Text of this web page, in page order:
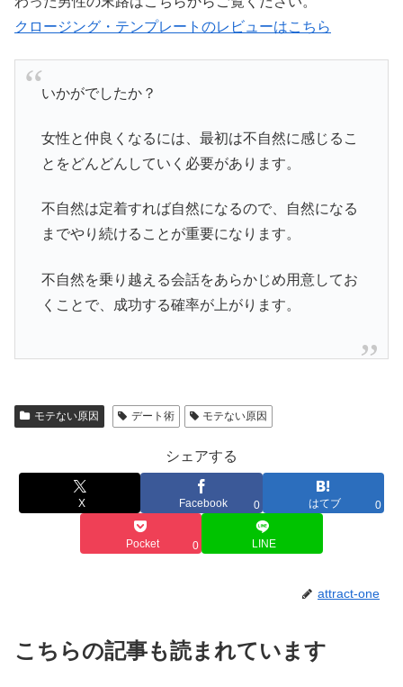
クロージング・テンプレートのレビューはこちら
いかがでしたか？
女性と仲良くなるには、最初は不自然に感じるこ
とをどんどんしていく必要があります。
不自然は定着すれば自然になるので、自然になる
までやり続けることが重要になります。
不自然を乗り越える会話をあらかじめ用意してお
くことで、成功する確率が上がります。
モテない原因 デート術 モテない原因
シェアする
X Facebook 0 はてブ 0
Pocket 0 LINE
attract-one
こちらの記事も読まれています